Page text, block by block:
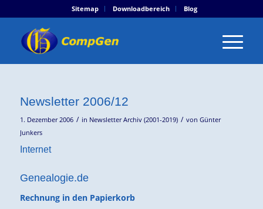
Sitemap Downloadbereich Blog
Newsletter 2006/12
1. Dezember 2006 / in Newsletter Archiv (2001-2019) / von Günter
Junkers
Internet
Genealogie.de
Rechnung in den Papierkorb